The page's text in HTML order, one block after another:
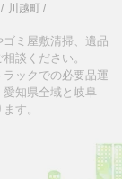
/ 川越町 /
ミ屋敷清掃、遺品
談ください。
ックでの必要品運
知県全域と岐阜
す。